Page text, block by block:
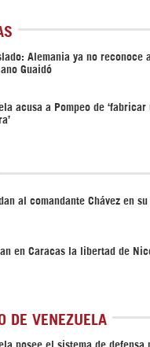
Alemania ya no reconoce
Guaidó
acusa a Pompeo de ‘fabricar
al comandante Chávez en
en Caracas la libertad de
DE VENEZUELA
posee el sistema de defensa